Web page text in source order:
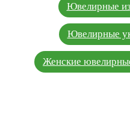
Ювелирные
Ювелирные
Женские